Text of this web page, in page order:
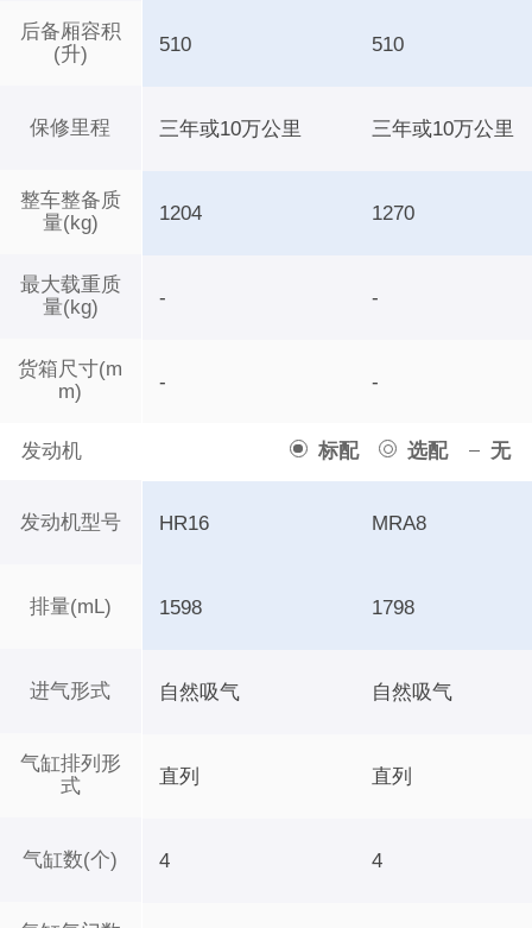
后备厢容积
(升)
保修里程
整车整备质
量(kg)
最大载重质
量(kg)
货箱尺寸(m
m)
发动机 标配 选配 无
发动机型号
排量(mL)
进气形式
气缸排列形
式
气缸数(个)
510 510
三年或10万公里 三年或10万公里
1204 1270
- -
- -
HR16 MRA8
1598 1798
自然吸气 自然吸气
直列 直列
4 4